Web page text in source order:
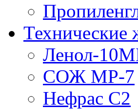
Технические
Ленол-
СОЖ МР-7
Нефрас С2